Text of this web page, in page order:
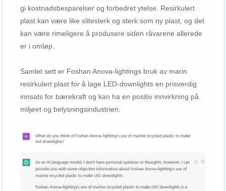
gi kostnadsbesparelser og forbedret ytelse. Resirkulert
plast kan være like slitesterk og sterk som ny plast, og det
kan være rimeligere å produsere siden råvarene allerede
er i omløp.
Samlet sett er Foshan Anova-lightings bruk av marin
resirkulert plast for å lage LED-downlights en prisverdig
innsats for bærekraft og kan ha en positiv innvirkning på
miljøet og belysningsindustrien.